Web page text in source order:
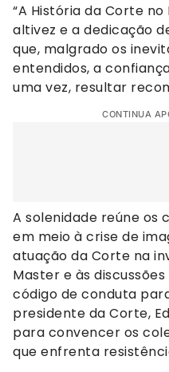
“A História da Corte
altivez e a dedicação
que, malgrado os
entendidos, a
uma vez, resultar
CONTINUA
A solenidade reúne os
em meio à crise de
atuação da Corte na
Master e às
código de conduta
presidente da Corte,
para convencer os
que enfrenta